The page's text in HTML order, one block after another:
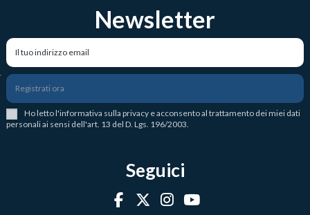
Newsletter
Registrati ora
Ho letto l'informativa sulla privacy e acconsento al trattamento dei miei dati
personali ai sensi dell'art. 13 del D. Lgs. 196/2003.
Seguici